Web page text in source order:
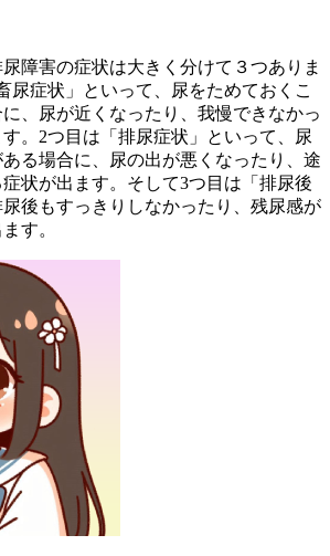
障害の症状は大きく分けて３つありま
尿症状」といって、尿をためておくこ
、尿が近くなったり、我慢できなかっ
。2つ目は「排尿症状」といって、尿
る場合に、尿の出が悪くなったり、途
状が出ます。そして3つ目は「排尿後
後もすっきりしなかったり、残尿感が
す。